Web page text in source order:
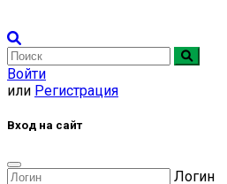
Войти
или Регистрация
Вход на сайт
Логин